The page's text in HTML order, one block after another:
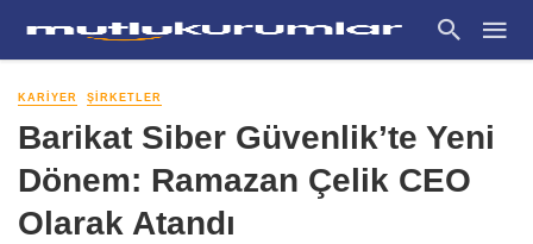
KARIYER ŞIRKETLER
Barikat Siber Güvenlik’te Yeni
Dönem: Ramazan Çelik CEO
Olarak Atandı